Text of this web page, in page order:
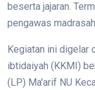
beserta jajaran.
pengawas
Kegiatan ini digelar
ibtidaiyah (KKMI)
(LP) Ma'arif NU